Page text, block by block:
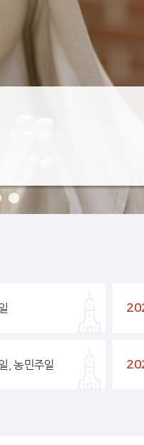
, 농민주일